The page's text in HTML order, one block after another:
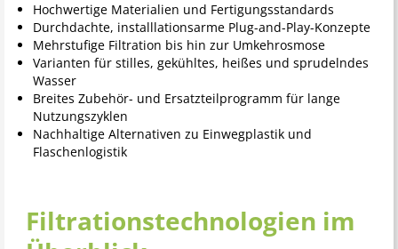
Hochwertige Materialien und Fertigungsstandards
Durchdachte, installlationsarme Plug-and-Play-Konzepte
Mehrstufige Filtration bis hin zur Umkehrosmose
Varianten für stilles, gekühltes, heißes und sprudelndes
Wasser
Breites Zubehör- und Ersatzteilprogramm für lange
Nutzungszyklen
Nachhaltige Alternativen zu Einwegplastik und
Flaschenlogistik
Filtrationstechnologien im